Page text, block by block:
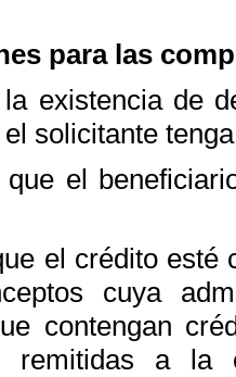
para las
existencia de
solicitante
que el
el crédito esté
cuya
contengan
remitidas a la